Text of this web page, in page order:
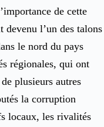
de cette
l’un des talons
le nord du pays
régionales, qui ont
plusieurs autres
la corruption
locaux, les rivalités